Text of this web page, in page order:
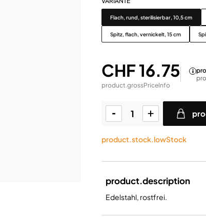
Variante
Flach, rund, sterilisierbar, 10,5 cm
Spitz, flach, vernickelt, 15 cm
CHF 16.75
product.grossPriceInfo
product.stock.lowStock
product.description
Edelstahl, rostfrei.